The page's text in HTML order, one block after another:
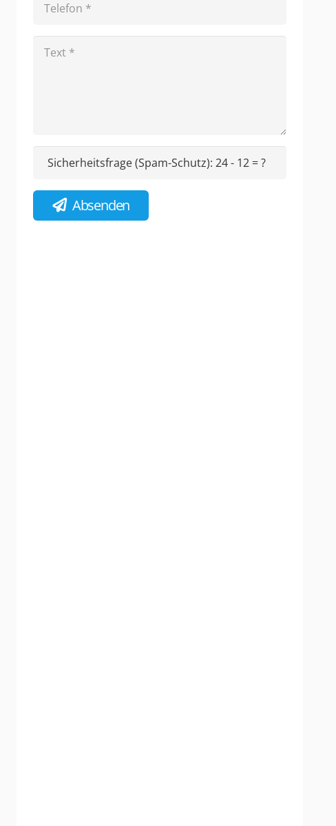
Sicherheitsfrage (Spam-Schutz): 24 - 12 = ?
Absenden